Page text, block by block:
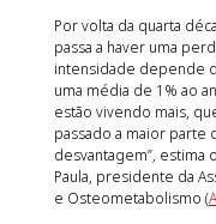
Por volta da quarta
passa a haver uma
intensidade depende
uma média de 1% ao
estão vivendo mais,
passado a maior parte
desvantagem”, estima
Paula, presidente da
e Osteometabolismo (